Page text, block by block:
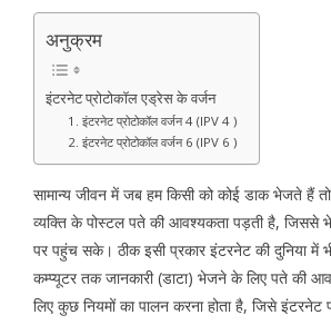
अनुक्रम
इंटरनेट प्रोटोकॉल एड्रेस के वर्जन
1. इंटरनेट प्रोटोकॉल वर्जन 4 (IPV 4 )
2. इंटरनेट प्रोटोकॉल वर्जन 6 (IPV 6 )
सामान्य जीवन में जब हम किसी को कोई डाक भेजते हैं
व्यक्ति के पोस्टल पते की आवश्यकता पड़ती है, जिससे
पर पहुंच सके। ठीक इसी प्रकार इंटरनेट की दुनिया में
कम्प्यूटर तक जानकारी (डाटा) भेजने के लिए पते की
लिए कुछ नियमों का पालन करना होता है, जिसे इंटरनेट